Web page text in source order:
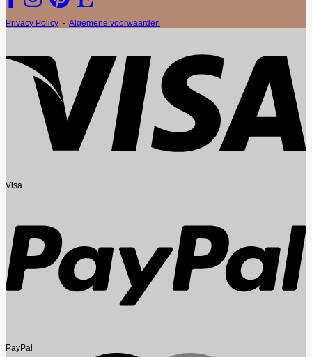
Privacy Policy - Algemene voorwaarden
Visa
PayPal